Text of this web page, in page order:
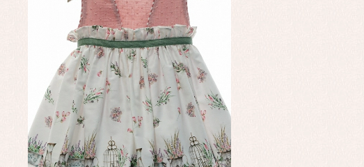
Peleles y ranitas
Ropa interior, bodys,
pijamas...